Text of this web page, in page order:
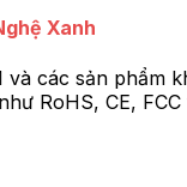
Xanh
và các sản phẩm
RoHS, CE, FCC